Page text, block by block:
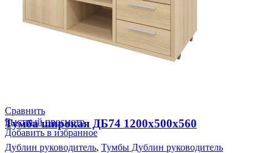
Сравнить
Быстрый просмотр
Добавить в избранное
Тумба широкая ДБ74 1200х500х560
Дублин руководитель, Тумбы Дублин руководитель